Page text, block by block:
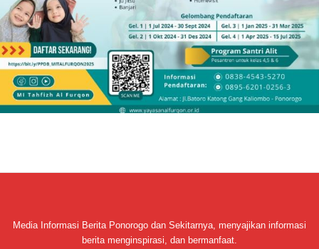
Media Informasi Berita Ponorogo dan Sekitarnya, menyajikan informasi
berita menginspirasi, dan bermanfaat.